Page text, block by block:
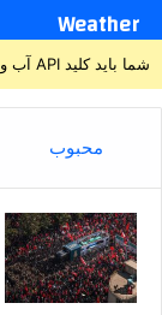
Weather
شما باید کلید API آب و هوا را در تنظیمات قالب > ادغام تنظیم کنید.
محبوب